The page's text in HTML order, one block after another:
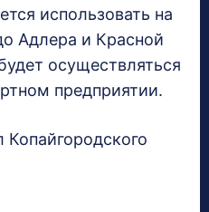
использовать на
Адлера и Красной
осуществляться
предприятии.
Копайгородского